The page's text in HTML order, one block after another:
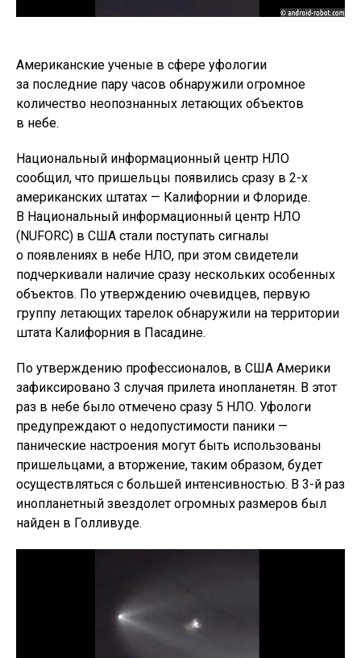
Американские ученые в сфере уфологии
за последние пару часов обнаружили огромное
количество неопознанных летающих объектов
в небе.
Национальный информационный центр НЛО
сообщил, что пришельцы появились сразу в 2-х
американских штатах — Калифорнии и Флориде.
В Национальный информационный центр НЛО
(NUFORC) в США стали поступать сигналы
о появлениях в небе НЛО, при этом свидетели
подчеркивали наличие сразу нескольких особенных
объектов. По утверждению очевидцев, первую
группу летающих тарелок обнаружили на территории
штата Калифорния в Пасадине.
По утверждению профессионалов, в США Америки
зафиксировано 3 случая прилета инопланетян. В этот
раз в небе было отмечено сразу 5 НЛО. Уфологи
предупреждают о недопустимости паники —
панические настроения могут быть использованы
пришельцами, а вторжение, таким образом, будет
осуществляться с большей интенсивностью. В 3-й раз
инопланетный звездолет огромных размеров был
найден в Голливуде.